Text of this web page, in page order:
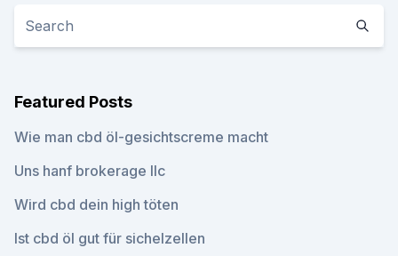
Featured Posts
Wie man cbd öl-gesichtscreme macht
Uns hanf brokerage llc
Wird cbd dein high töten
Ist cbd öl gut für sichelzellen